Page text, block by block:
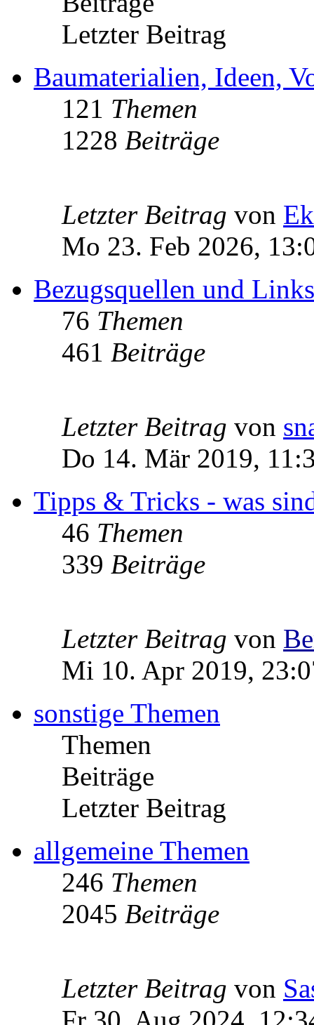
Letzter Beitrag
Baumaterialien, Ideen,
121 Themen
1228 Beiträge
Letzter Beitrag von
Mo 23. Feb 2026,
Bezugsquellen und Links
76 Themen
461 Beiträge
Letzter Beitrag von
Do 14. Mär 2019,
Tipps & Tricks - was
46 Themen
339 Beiträge
Letzter Beitrag von
Mi 10. Apr 2019,
sonstige Themen
Themen
Beiträge
Letzter Beitrag
allgemeine Themen
246 Themen
2045 Beiträge
Letzter Beitrag von